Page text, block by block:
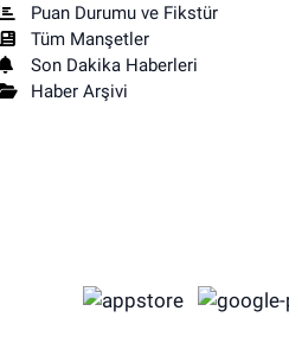
Puan Durumu ve Fikstür
Tüm Manşetler
Son Dakika Haberleri
Haber Arşivi